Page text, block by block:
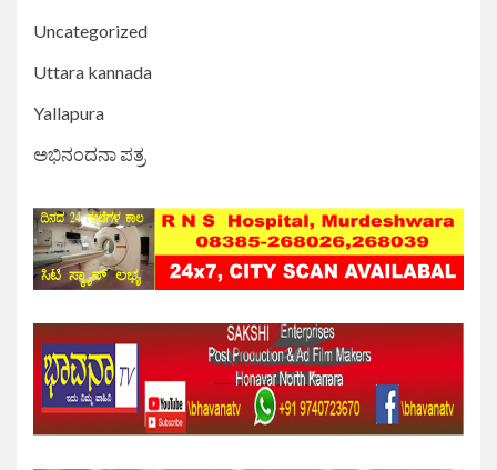
Uncategorized
Uttara kannada
Yallapura
ಅಭಿನಂದನಾ ಪತ್ರ